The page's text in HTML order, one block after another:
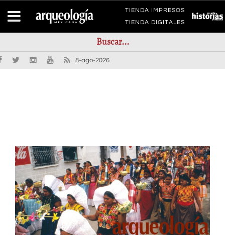
TIENDA IMPRESOS
TIENDA DIGITALES
8-ago-2026